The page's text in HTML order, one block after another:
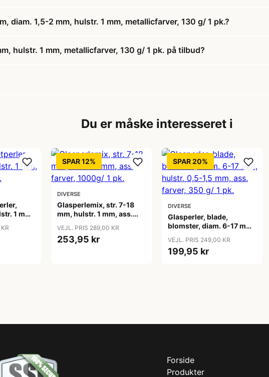
diam. 1,5-2 mm, hulstr. 1 mm, metallicfarver, 130 g/ 1 pk.?
hulstr. 1 mm, metallicfarver, 130 g/ 1 pk. på tilbud?
Du er måske interesseret i
1 mm,
SPAR 12%
DIVERSE
Glasperlemix, str. 7-18
mm, hulstr. 1 mm, ass.
VEJL. PRIS 289,00 KR
253,95 kr
SPAR 20%
DIVERSE
Glasperler, blade,
blomster, diam. 6-17 mm,
farver, 350 g/ 1 pk.
VEJL. PRIS 249,00 KR
199,95 kr
Forside
Produkter